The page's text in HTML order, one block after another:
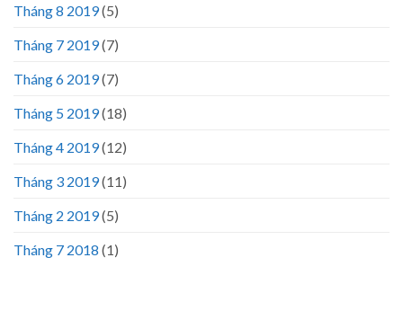
Tháng 8 2019(5)
Tháng 7 2019(7)
Tháng 6 2019(7)
Tháng 5 2019(18)
Tháng 4 2019(12)
Tháng 3 2019(11)
Tháng 2 2019(5)
Tháng 7 2018 (1)